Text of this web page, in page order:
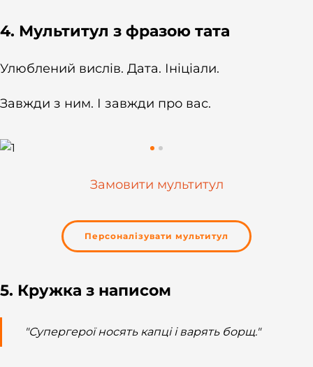
4. Мультитул з фразою тата
Улюблений вислів. Дата. Ініціали.
Завжди з ним. І завжди про вас.
Замовити мультитул
Персоналізувати мультитул
5. Кружка з написом
"Супергерої носять капці і варять борщ."